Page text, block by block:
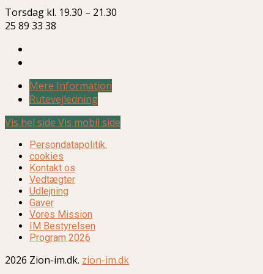
Torsdag kl. 19.30 – 21.30
25 89 33 38
Mere Information
Rutevejledning
Vis hel side Vis mobil side
Persondatapolitik.
cookies
Kontakt os
Vedtægter
Udlejning
Gaver
Vores Mission
IM Bestyrelsen
Program 2026
2026 Zion-im.dk. zion-im.dk